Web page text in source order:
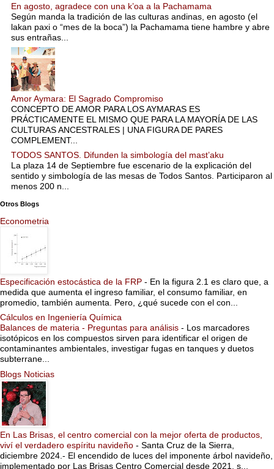
En agosto, agradece con una k’oa a la Pachamama
Según manda la tradición de las culturas andinas, en agosto (el
lakan paxi o “mes de la boca”) la Pachamama tiene hambre y abre
sus entrañas...
Amor Aymara: El Sagrado Compromiso
CONCEPTO DE AMOR PARA LOS AYMARAS ES
PRÁCTICAMENTE EL MISMO QUE PARA LA MAYORÍA DE LAS
CULTURAS ANCESTRALES | UNA FIGURA DE PARES
COMPLEMENT...
TODOS SANTOS. Difunden la simbología del mast’aku
La plaza 14 de Septiembre fue escenario de la explicación del
sentido y simbología de las mesas de Todos Santos. Participaron al
menos 200 n...
Otros Blogs
Econometria
Especificación estocástica de la FRP - En la figura 2.1 es claro que, a
medida que aumenta el ingreso familiar, el consumo familiar, en
promedio, también aumenta. Pero, ¿qué sucede con el con...
Cálculos en Ingeniería Química
Balances de materia - Preguntas para análisis - Los marcadores
isotópicos en los compuestos sirven para identificar el origen de
contaminantes ambientales, investigar fugas en tanques y duetos
subterrane...
Blogs Noticias
En Las Brisas, el centro comercial con la mejor oferta de productos,
viví el verdadero espíritu navideño - Santa Cruz de la Sierra,
diciembre 2024.- El encendido de luces del imponente árbol navideño,
implementado por Las Brisas Centro Comercial desde 2021, s...